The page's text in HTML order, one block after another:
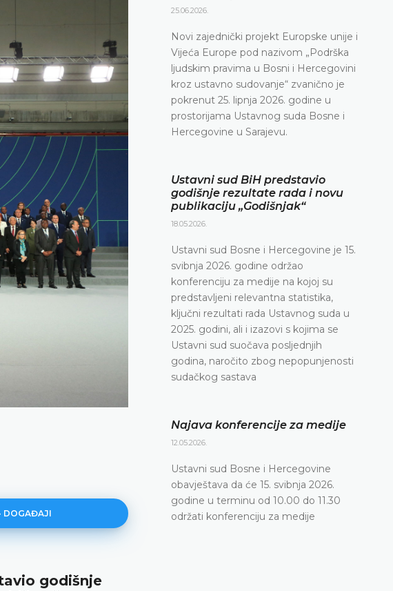
DOGAĐAJI
Najava konferencije za medije
25.06.2026.
Novi zajednički projekt Europske unije i
Vijeća Europe pod nazivom „Podrška
ljudskim pravima u Bosni i Hercegovini
kroz ustavno sudovanje“ zvanično je
pokrenut 25. lipnja 2026. godine u
prostorijama Ustavnog suda Bosne i
Hercegovine u Sarajevu.
Ustavni sud BiH predstavio
godišnje rezultate rada i novu
publikaciju „Godišnjak“
18.05.2026.
Ustavni sud Bosne i Hercegovine je 15.
svibnja 2026. godine održao
konferenciju za medije na kojoj su
predstavljeni relevantna statistika,
ključni rezultati rada Ustavnog suda u
2025. godini, ali i izazovi s kojima se
Ustavni sud suočava posljednjih
godina, naročito zbog nepopunjenosti
sudačkog sastava
Najava konferencije za medije
12.05.2026.
Ustavni sud Bosne i Hercegovine
obavještava da će 15. svibnja 2026.
godine u terminu od 10.00 do 11.30
održati konferenciju za medije